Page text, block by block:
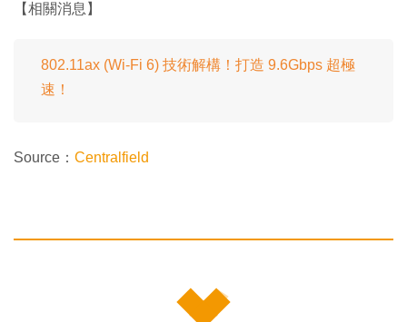
【相關消息】
802.11ax (Wi-Fi 6) 技術解構！打造 9.6Gbps 超極
速！
Source： Centralfield